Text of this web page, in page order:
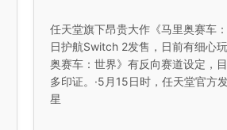
任天堂旗下昂贵大作《马里奥赛车
日护航Switch 2发售，日前有细心
奥赛车：世界》有反向赛道设定，
多印证。·5月15日时，任天堂官方
星